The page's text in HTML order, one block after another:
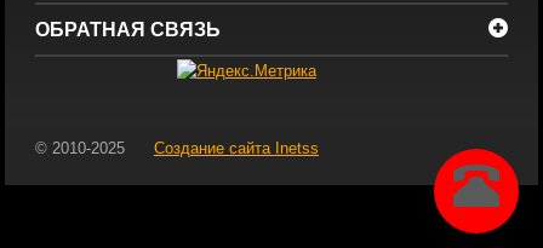
ОБРАТНАЯ СВЯЗЬ
© 2010-2025 Создание сайта Inetss